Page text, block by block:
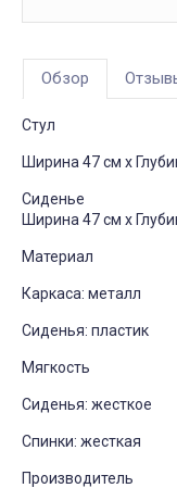
Обзор
Стул
Ширина 47 см x
Сиденье
Ширина 47 см x
Материал
Каркаса: металл
Сиденья: пластик
Мягкость
Сиденья: жесткое
Спинки: жесткая
Производитель